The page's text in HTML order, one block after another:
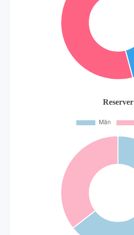
Reserver